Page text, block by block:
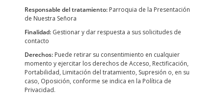
Responsable del tratamiento: Parroquia de la Presentación
de Nuestra Señora
Finalidad: Gestionar y dar respuesta a sus solicitudes de
contacto
Derechos: Puede retirar su consentimiento en cualquier
momento y ejercitar los derechos de Acceso, Rectificación,
Portabilidad, Limitación del tratamiento, Supresión o, en su
caso, Oposición, conforme se indica en la Política de
Privacidad.